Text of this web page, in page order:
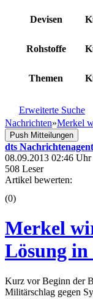
Devisen
Rohstoffe
Themen
Erweiterte Suche
Nachrichten»Merkel
Push Mitteilungen
dts
08.09.2013 02:46 Uhr
508 Leser
Artikel bewerten:
(0)
Merkel
Lösung
Kurz vor Beginn der
Militärschlag gegen